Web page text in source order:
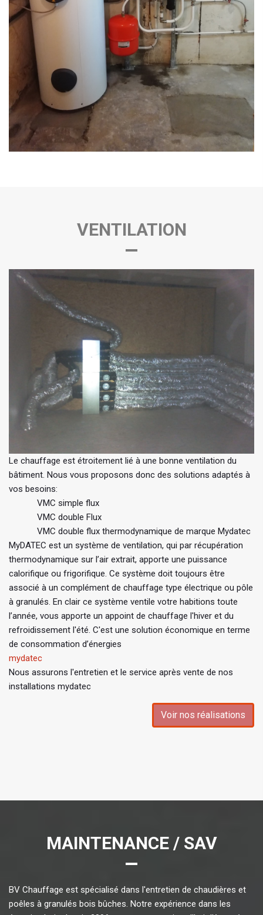
VENTILATION
Le chauffage est étroitement lié à une bonne ventilation du
bâtiment. Nous vous proposons donc des solutions adaptés à
vos besoins:
VMC simple flux
VMC double Flux
VMC double flux thermodynamique de marque Mydatec
MyDATEC est un système de ventilation, qui par récupération
thermodynamique sur l’air extrait, apporte une puissance
calorifique ou frigorifique. Ce système doit toujours être
associé à un complément de chauffage type électrique ou pôle
à granulés. En clair ce système ventile votre habitions toute
l’année, vous apporte un appoint de chauffage l'hiver et du
refroidissement l'été. C'est une solution économique en terme
de consommation d’énergies
mydatec
Nous assurons l'entretien et le service après vente de nos
installations mydatec
Voir nos réalisations
MAINTENANCE / SAV
BV Chauffage est spécialisé dans l'entretien de chaudières et
poêles à granulés bois bûches. Notre expérience dans les